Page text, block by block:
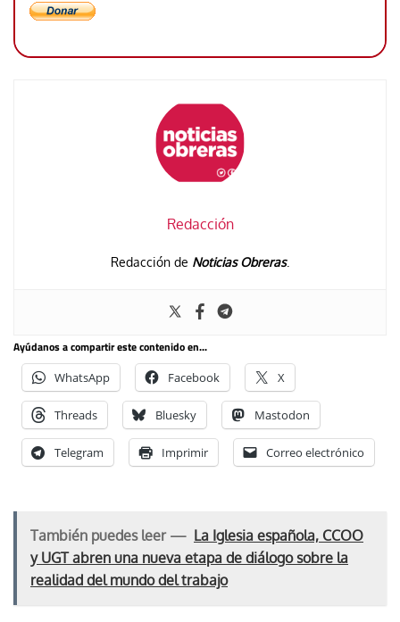
Redacción
Redacción de Noticias Obreras.
Ayúdanos a compartir este contenido en...
WhatsApp Facebook X
Threads Bluesky Mastodon
Telegram Imprimir Correo electrónico
También puedes leer — La Iglesia española, CCOO
y UGT abren una nueva etapa de diálogo sobre la
realidad del mundo del trabajo